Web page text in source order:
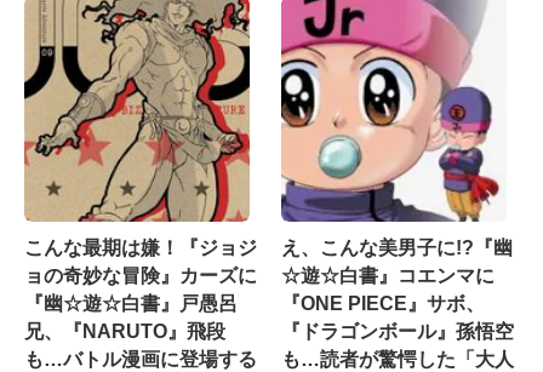
こんな最期は嫌！『ジョジ
ョの奇妙な冒険』カーズに
『幽☆遊☆白書』戸愚呂
兄、『NARUTO』飛段
も…バトル漫画に登場する
え、こんな美男子に!?『幽
☆遊☆白書』コエンマに
『ONE PIECE』サボ、
『ドラゴンボール』孫悟空
も…読者が驚愕した「大人